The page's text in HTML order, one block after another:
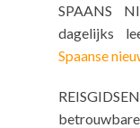
SPAANS
dagelijks
Spaanse